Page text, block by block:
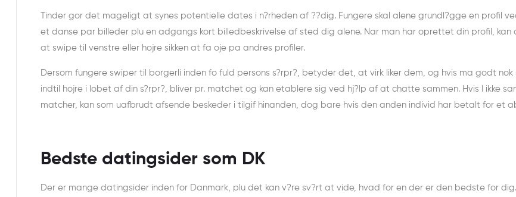
Tinder gor det mageligt at synes potentielle dates i n?rheden af ??dig. Fungere skal alene grundl?gge en profil
et danse par billeder plu en adgangs kort billedbeskrivelse af sted dig alene. Nar man har oprettet din profil, kan
at swipe til venstre eller hojre sikken at fa oje pa andres profiler.
Dersom fungere swiper til borgerli inden fo fuld persons s?rpr?, betyder det, at virk liker dem, og hvis ma godt nok
indtil hojre i lobet af din s?rpr?, bliver pr. matchet og kan etablere sig ved hj?lp af at chatte sammen. Hvis I ikke
matcher, kan som uafbrudt afsende beskeder i tilgif hinanden, dog bare hvis den anden individ har betalt for et
Bedste datingsider som DK
Der er mange datingsider inden for Danmark, plu det kan v?re sv?rt at vide, hvad for en der er den bedste for dig.